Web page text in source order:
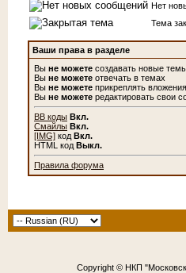
Нет
Тема
Ваши права в разделе
Вы не можете создавать новые
Вы не можете отвечать в темах
Вы не можете прикреплять вложения
Вы не можете редактировать свои
BB коды Вкл.
Смайлы Вкл.
[IMG] код Вкл.
HTML код Выкл.
Правила форума
Copyright © НКП